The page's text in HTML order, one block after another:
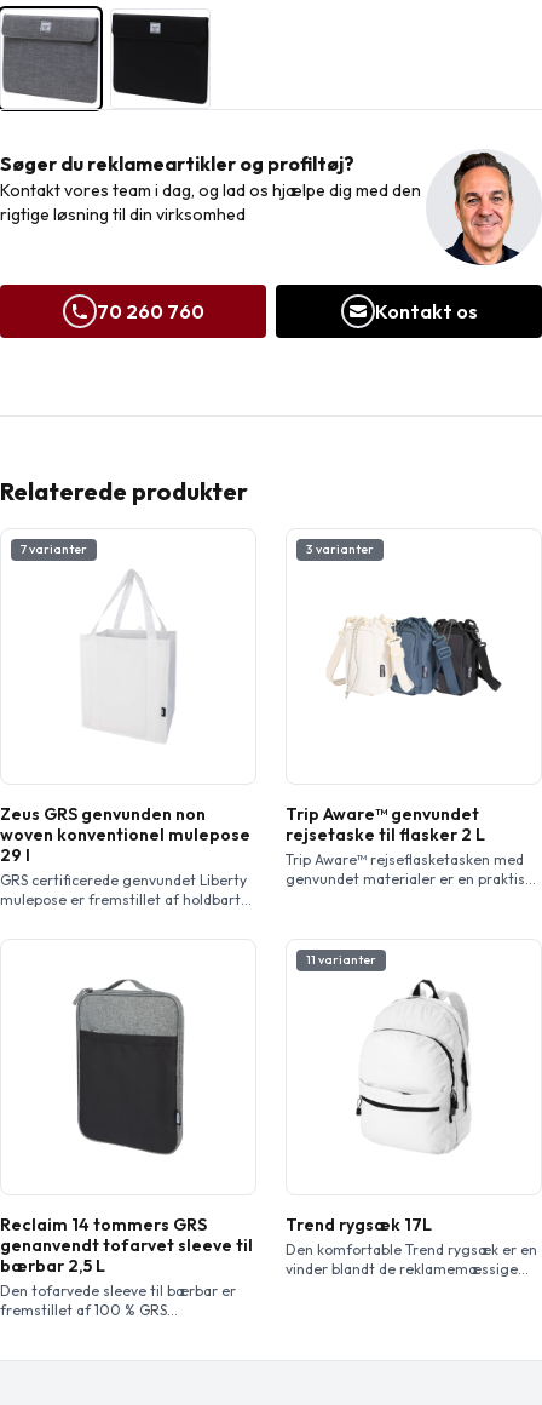
Søger du reklameartikler og profiltøj?
Kontakt vores team i dag, og lad os hjælpe dig med den
rigtige løsning til din virksomhed
70 260 760 Kontakt os
Relaterede produkter
7 varianter
Zeus GRS genvunden non
woven konventionel mulepose
29 l
GRS certificerede genvundet Liberty
mulepose er fremstillet af holdbart
en støttende bundplade, hvilket gør
stort hovedrum og 25 cm lange
håndtag. Kapacitet: 29 liter. Kan
bære op til 12 kg vægt.
3 varianter
Trip Aware™ genvundet
rejsetaske til flasker 2 L
Trip Aware™ rejseflasketasken med
genvundet materialer er en praktisk
290D twill polyester med strikket
bagside og foret med RPET 210D/PU,
hvilket giver både holdbarhed og et
gennemtænkt design. Hovedrummet
har snørelukning og passer til både
store flasker med hank og mindre […]
Reclaim 14 tommers GRS
genanvendt tofarvet sleeve til
bærbar 2,5 L
Den tofarvede sleeve til bærbar er
fremstillet af 100 % GRS
11 varianter
Trend rygsæk 17L
Den komfortable Trend rygsæk er en
vinder blandt de reklamemæssige
designede taske har fire rum, nemlig